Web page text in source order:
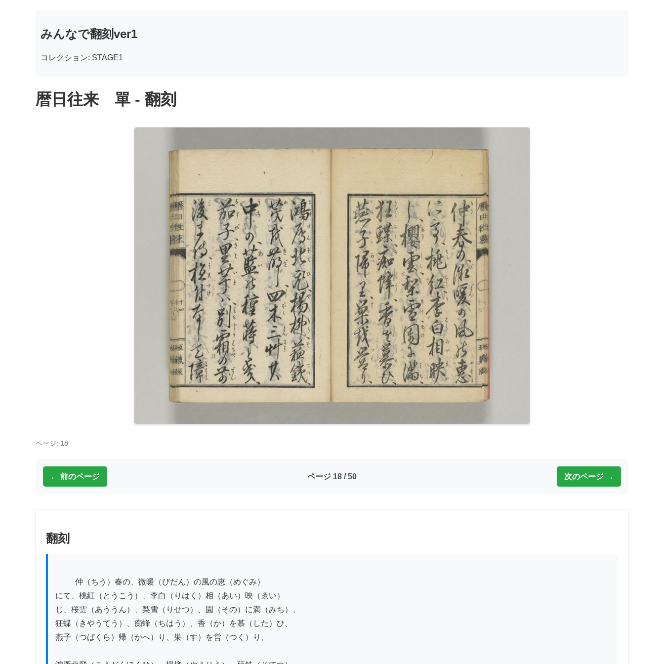
みんなで翻刻ver1
コレクション: STAGE1
暦日往来 單 - 翻刻
ページ: 18
← 前のページ ページ 18 / 50 次のページ →
翻刻
にて、桃紅（とうこう）、李白（りはく）相（あい）映（ゑい）
じ、桜雲（あううん）、梨雪（りせつ）、園（その）に満（みち）、
狂蝶（きやうてう）、痴蜂（ちはう）、香（か）を慕（した）ひ、
燕子（つばくら）帰（かへ）り、巣（す）を営（つく）り、